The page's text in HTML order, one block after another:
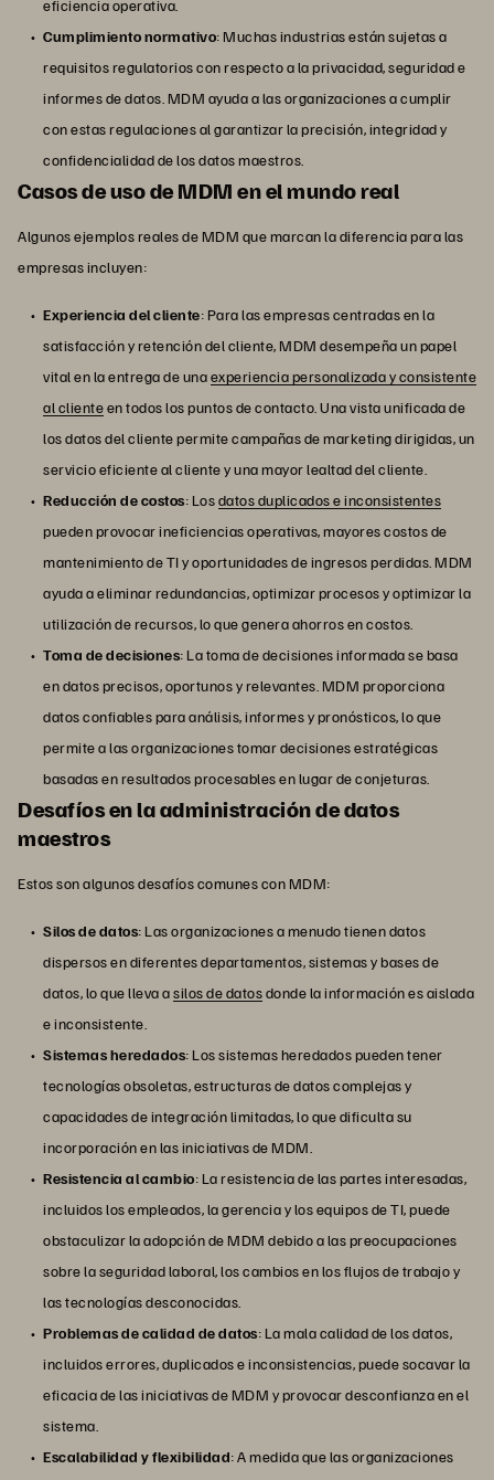
eficiencia operativa.
Cumplimiento normativo: Muchas industrias están sujetas a
requisitos regulatorios con respecto a la privacidad, seguridad e
informes de datos. MDM ayuda a las organizaciones a cumplir
con estas regulaciones al garantizar la precisión, integridad y
confidencialidad de los datos maestros.
Casos de uso de MDM en el mundo real
Algunos ejemplos reales de MDM que marcan la diferencia para las
empresas incluyen:
Experiencia del cliente: Para las empresas centradas en la
satisfacción y retención del cliente, MDM desempeña un papel
vital en la entrega de unaexperiencia personalizada y consistente
al clienteen todos los puntos de contacto. Una vista unificada de
los datos del cliente permite campañas de marketing dirigidas, un
servicio eficiente al cliente y una mayor lealtad del cliente.
Reducción de costos: Losdatos duplicados e inconsistentes
pueden provocar ineficiencias operativas, mayores costos de
mantenimiento de TI y oportunidades de ingresos perdidas. MDM
ayuda a eliminar redundancias, optimizar procesos y optimizar la
utilización de recursos, lo que genera ahorros en costos.
Toma de decisiones: La toma de decisiones informada se basa
en datos precisos, oportunos y relevantes. MDM proporciona
datos confiables para análisis, informes y pronósticos, lo que
permite a las organizaciones tomar decisiones estratégicas
basadas en resultados procesables en lugar de conjeturas.
Desafíos en la administración de datos
maestros
Estos son algunos desafíos comunes con MDM:
Silos de datos: Las organizaciones a menudo tienen datos
dispersos en diferentes departamentos, sistemas y bases de
datos, lo que lleva asilos de datosdonde la información es aislada
e inconsistente.
Sistemas heredados: Los sistemas heredados pueden tener
tecnologías obsoletas, estructuras de datos complejas y
capacidades de integración limitadas, lo que dificulta su
incorporación en las iniciativas de MDM.
Resistencia al cambio: La resistencia de las partes interesadas,
incluidos los empleados, la gerencia y los equipos de TI, puede
obstaculizar la adopción de MDM debido a las preocupaciones
sobre la seguridad laboral, los cambios en los flujos de trabajo y
las tecnologías desconocidas.
Problemas de calidad de datos: La mala calidad de los datos,
incluidos errores, duplicados e inconsistencias, puede socavar la
eficacia de las iniciativas de MDM y provocar desconfianza en el
sistema.
Escalabilidad y flexibilidad: A medida que las organizaciones